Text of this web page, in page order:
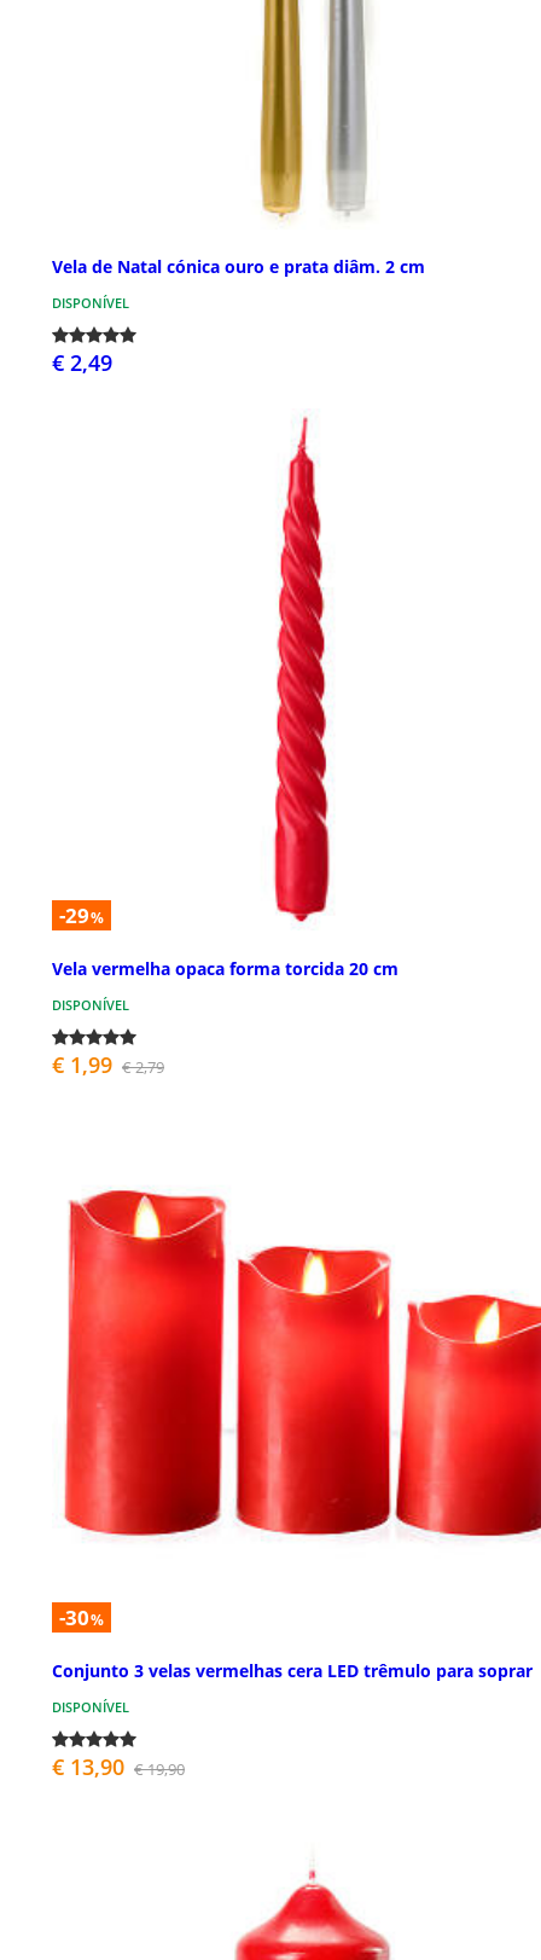
Vela de Natal cónica ouro e prata diâm. 2 cm
DISPONÍVEL
€ 2,49
-29%
Vela vermelha opaca forma torcida 20 cm
DISPONÍVEL
€ 1,99 € 2,79
-30%
Conjunto 3 velas vermelhas cera LED trêmulo para soprar
DISPONÍVEL
€ 13,90 € 19,90